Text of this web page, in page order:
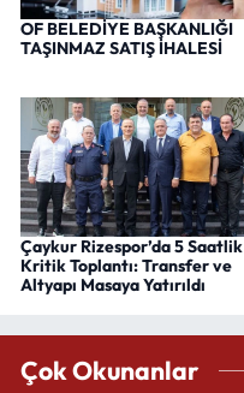
OF BELEDİYE BAŞKANLIĞI
TAŞINMAZ SATIŞ İHALESİ
Çaykur Rizespor’da 5 Saatlik
Kritik Toplantı: Transfer ve
Altyapı Masaya Yatırıldı
Çok Okunanlar